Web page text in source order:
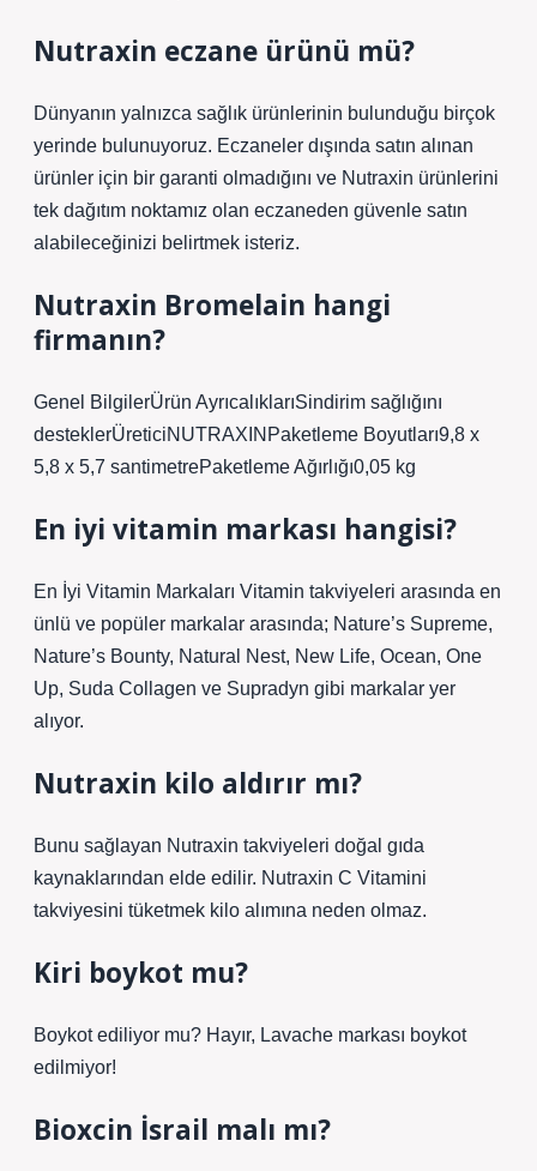
Nutraxin eczane ürünü mü?
Dünyanın yalnızca sağlık ürünlerinin bulunduğu birçok
yerinde bulunuyoruz. Eczaneler dışında satın alınan
ürünler için bir garanti olmadığını ve Nutraxin ürünlerini
tek dağıtım noktamız olan eczaneden güvenle satın
alabileceğinizi belirtmek isteriz.
Nutraxin Bromelain hangi
firmanın?
Genel BilgilerÜrün AyrıcalıklarıSindirim sağlığını
desteklerÜreticiNUTRAXINPaketleme Boyutları9,8 x
5,8 x 5,7 santimetrePaketleme Ağırlığı0,05 kg
En iyi vitamin markası hangisi?
En İyi Vitamin Markaları Vitamin takviyeleri arasında en
ünlü ve popüler markalar arasında; Nature’s Supreme,
Nature’s Bounty, Natural Nest, New Life, Ocean, One
Up, Suda Collagen ve Supradyn gibi markalar yer
alıyor.
Nutraxin kilo aldırır mı?
Bunu sağlayan Nutraxin takviyeleri doğal gıda
kaynaklarından elde edilir. Nutraxin C Vitamini
takviyesini tüketmek kilo alımına neden olmaz.
Kiri boykot mu?
Boykot ediliyor mu? Hayır, Lavache markası boykot
edilmiyor!
Bioxcin İsrail malı mı?